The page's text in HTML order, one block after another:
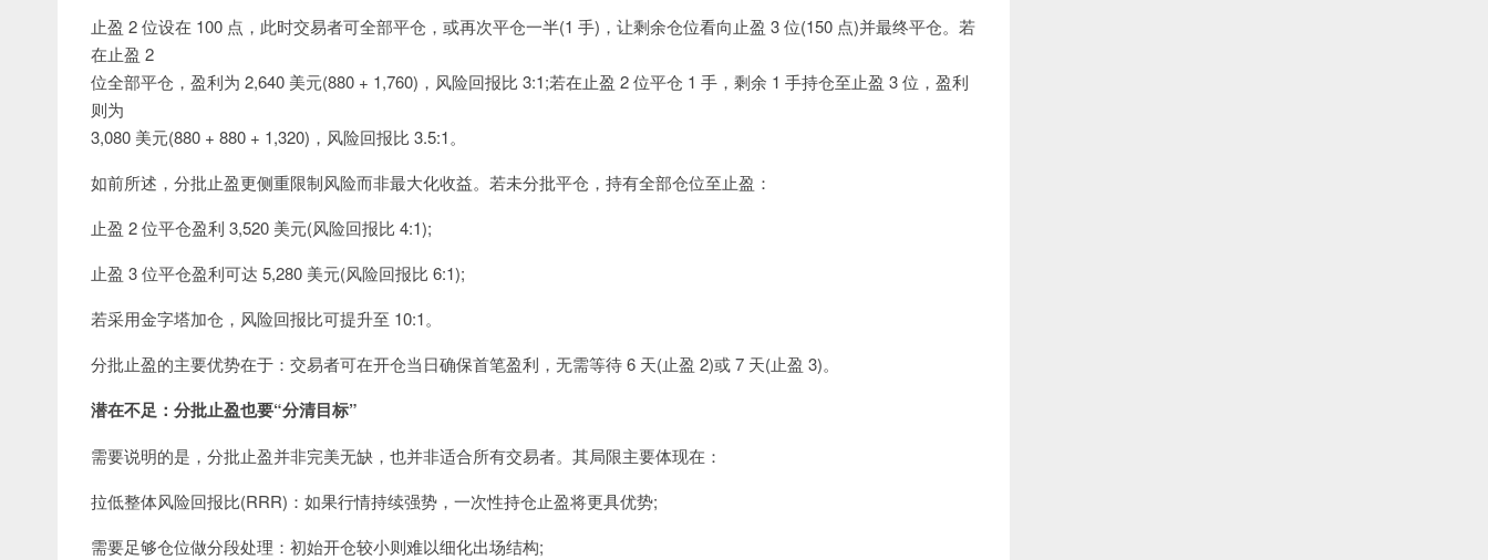
止盈 2 位设在 100 点，此时交易者可全部平仓，或再次平仓一半(1 手)，让剩余仓位看向止盈 3 位(150 点)并最终平仓。若
在止盈 2
位全部平仓，盈利为 2,640 美元(880 + 1,760)，风险回报比 3:1;若在止盈 2 位平仓 1 手，剩余 1 手持仓至止盈 3 位，盈利
则为
3,080 美元(880 + 880 + 1,320)，风险回报比 3.5:1。
如前所述，分批止盈更侧重限制风险而非最大化收益。若未分批平仓，持有全部仓位至止盈：
止盈 2 位平仓盈利 3,520 美元(风险回报比 4:1);
止盈 3 位平仓盈利可达 5,280 美元(风险回报比 6:1);
若采用金字塔加仓，风险回报比可提升至 10:1。
分批止盈的主要优势在于：交易者可在开仓当日确保首笔盈利，无需等待 6 天(止盈 2)或 7 天(止盈 3)。
潜在不足：分批止盈也要“分清目标”
需要说明的是，分批止盈并非完美无缺，也并非适合所有交易者。其局限主要体现在：
拉低整体风险回报比(RRR)：如果行情持续强势，一次性持仓止盈将更具优势;
需要足够仓位做分段处理：初始开仓较小则难以细化出场结构;